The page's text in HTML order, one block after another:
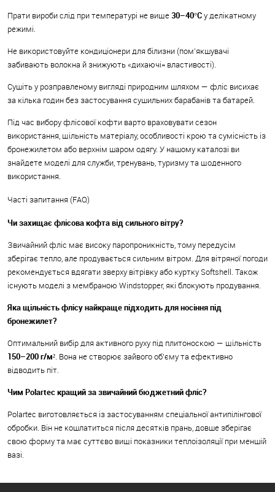
Прати вироби слід при температурі не вище30–40°Cу делікатному
режимі.
Не використовуйте кондиціонери для білизни (пом'якшувачі
забивають волокна й знижують «дихаючі» властивості).
Сушіть у розправленому вигляді природним шляхом — фліс висихає
за кілька годин без застосування сушильних барабанів та батарей.
Під час вибору флісової кофти варто враховувати сезон
використання, щільність матеріалу, особливості крою та сумісність із
бронежилетом або верхнім шаром одягу. У нашому каталозі ви
знайдете моделі для служби, тренувань, туризму та щоденного
використання.
Часті запитання (FAQ)
Чи захищає флісова кофта від сильного вітру?
Звичайний фліс має високу паропроникність, тому передусім
зберігає тепло, але продувається сильним вітром. Для вітряної погоди
рекомендується вдягати зверху вітрівку або куртку Softshell. Також
існують моделі з мембраною Windstopper, які блокують продування.
Яка щільність флісу найкраще підходить для носіння під
бронежилет?
Оптимальний вибір для активного руху під плитоноскою — щільність
150–200 г/м². Вона не створює зайвого об'єму та ефективно
відводить піт.
Чим Polartec кращий за звичайний бюджетний фліс?
Polartec виготовляється із застосуванням спеціальної антипілінгової
обробки. Він не кошлатиться після десятків прань, довше зберігає
свою форму та має суттєво вищі показники теплоізоляції при меншій
вазі.